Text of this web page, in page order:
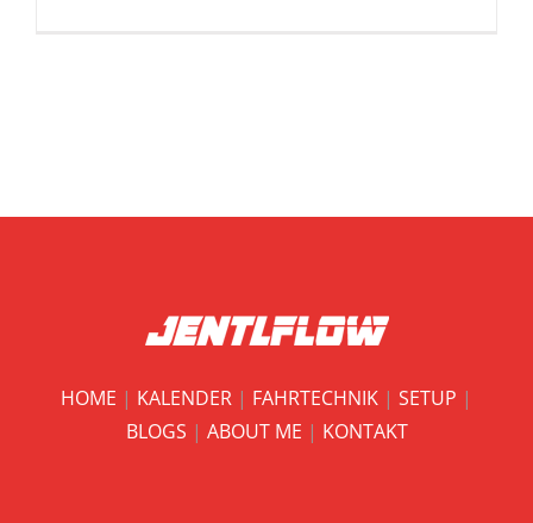
HOME | KALENDER | FAHRTECHNIK | SETUP |
BLOGS | ABOUT ME | KONTAKT